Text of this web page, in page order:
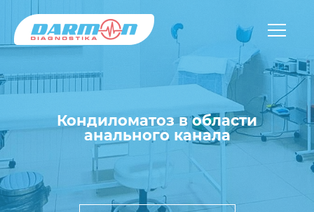
Кондиломатоз в области
анального канала